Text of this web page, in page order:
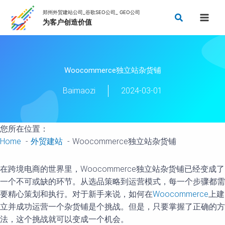
content
Search
Woocommerce独立站杂货铺
Baimaozi 2024-03-01
您所在位置：
Home
外贸建站 Woocommerce独立站杂货铺
在跨境电商的世界里，Woocommerce独立站杂货铺已经变成了
一个不可或缺的环节。从选品策略到运营模式，每一个步骤都需
要精心策划和执行。对于新手来说，如何在Woocommerce 上建
立并成功运营一个杂货铺是个挑战。但是，只要掌握了正确的方
法，这个挑战就可以变成一个机会。